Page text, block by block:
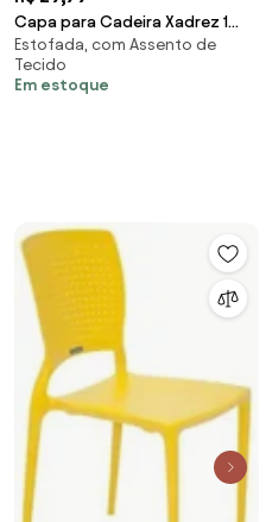
Capa para Cadeira Xadrez 1
Peça
Estofada, com Assento de
Tecido
Em estoque